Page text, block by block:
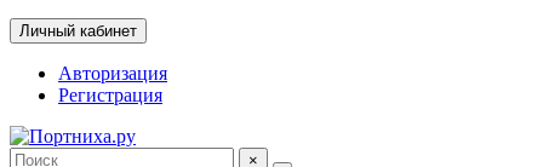
Личный кабинет
Авторизация
Регистрация
×